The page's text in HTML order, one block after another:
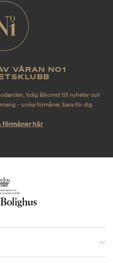
VÅRAN NO1
tidig åtkomst till nyheter och
- unika förmåner, bara för dig.
förmåner här